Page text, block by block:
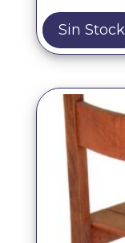
Sin Stock